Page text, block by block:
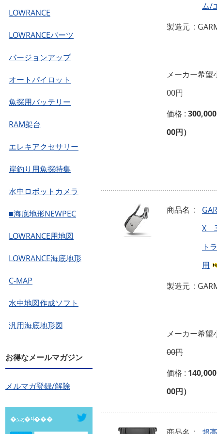
LOWRANCE
LOWRANCEパーツ
バージョンアップ
オートパイロット
魚探用バッテリー
RAM架台
エレキアクセサリー
岸釣り用魚探特集
水中ロボットカメラ
■海底地形NEWPEC
LOWRANCE用地図
LOWRANCE海底地形
C-MAP
水中地図作成ソフト
汎用海底地形図
お得なメールマガジン
メルマガ登録/解除
�ܥȥ�ϥ���
ム/
製造元 :
メーカー希望
00円
価格 :
00円）
商品名 :
X
ト
用
製造元 :
メーカー希望
00円
価格 :
00円）